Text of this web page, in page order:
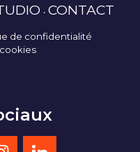
CONTACT
de confidentialité